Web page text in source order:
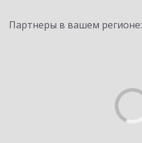
Партнеры в вашем регионе: